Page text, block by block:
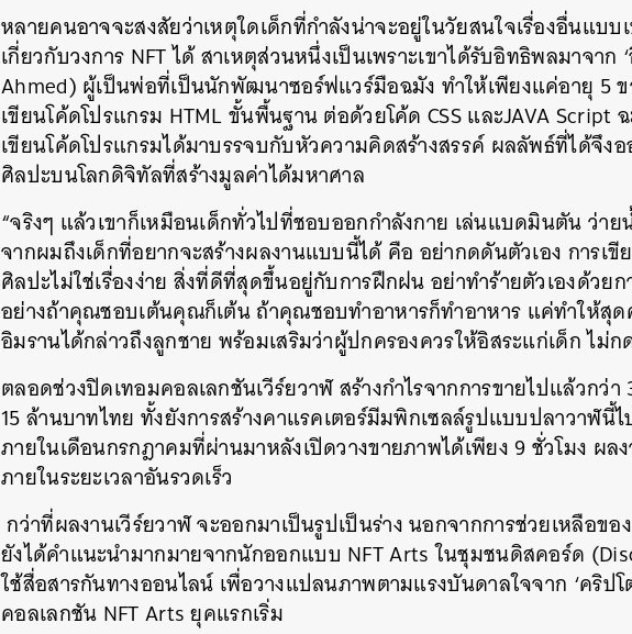
หลายคนอาจจะสงสัยว่าเหตุใดเด็กที่กำลังน่าจะอยู่ในวัยสนใจเรื่องอื่นแบบ
เกี่ยวกับวงการ NFT ได้ สาเหตุส่วนหนึ่งเป็นเพราะเขาได้รับอิทธิพลมาจาก
Ahmed) ผู้เป็นพ่อที่เป็นนักพัฒนาซอร์ฟแวร์มือฉมัง ทำให้เพียงแค่อายุ 5 ข
เขียนโค้ดโปรแกรม HTML ขั้นพื้นฐาน ต่อด้วยโค้ด CSS และJAVA Script
เขียนโค้ดโปรแกรมได้มาบรรจบกับหัวความคิดสร้างสรรค์ ผลลัพธ์ที่ได้จึง
ศิลปะบนโลกดิจิทัลที่สร้างมูลค่าได้มหาศาล
“จริงๆ แล้วเขาก็เหมือนเด็กทั่วไปที่ชอบออกกำลังกาย เล่นแบดมินตัน ว่า
จากผมถึงเด็กที่อยากจะสร้างผลงานแบบนี้ได้ คือ อย่ากดดันตัวเอง การเขี
ศิลปะไม่ใช่เรื่องง่าย สิ่งที่ดีที่สุดขึ้นอยู่กับการฝึกฝน อย่าทำร้ายตัวเองด้วย
อย่างถ้าคุณชอบเต้นคุณก็เต้น ถ้าคุณชอบทำอาหารก็ทำอาหาร แค่ทำให้สุ
อิมรานได้กล่าวถึงลูกชาย พร้อมเสริมว่าผู้ปกครองควรให้อิสระแก่เด็ก ไม่
ตลอดช่วงปิดเทอมคอลเลกชันเวีร์ยวาฬ สร้างกำไรจากการขายไปแล้วก
15 ล้านบาทไทย ทั้งยังการสร้างคาแรคเตอร์มีมพิกเซลล์รูปแบบปลาวาฬนี้
ภายในเดือนกรกฎาคมที่ผ่านมาหลังเปิดวางขายภาพได้เพียง 9 ชั่วโมง ผ
ภายในระยะเวลาอันรวดเร็ว
กว่าที่ผลงานเวีร์ยวาฬ จะออกมาเป็นรูปเป็นร่าง นอกจากการช่วยเหลือข
ยังได้คำแนะนำมากมายจากนักออกแบบ NFT Arts ในชุมชนดิสคอร์ด
ใช้สื่อสารกันทางออนไลน์ เพื่อวางแปลนภาพตามแรงบันดาลใจจาก ‘คริป
คอลเลกชัน NFT Arts ยุคแรกเริ่ม